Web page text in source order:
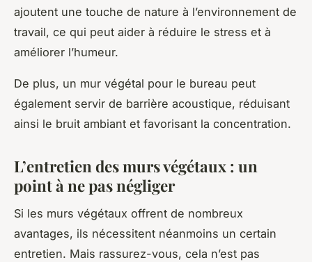
ajoutent une touche de nature à l’environnement de
travail, ce qui peut aider à réduire le stress et à
améliorer l’humeur.
De plus, un mur végétal pour le bureau peut
également servir de barrière acoustique, réduisant
ainsi le bruit ambiant et favorisant la concentration.
L’entretien des murs végétaux : un
point à ne pas négliger
Si les murs végétaux offrent de nombreux
avantages, ils nécessitent néanmoins un certain
entretien. Mais rassurez-vous, cela n’est pas